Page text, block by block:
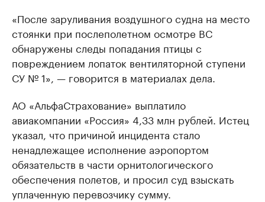
«После заруливания воздушного судна на место
стоянки при послеполетном осмотре ВС
обнаружены следы попадания птицы с
повреждением лопаток вентиляторной ступени
СУ № 1», — говорится в материалах дела.
АО «АльфаСтрахование» выплатило
авиакомпании «Россия» 4,33 млн рублей. Истец
указал, что причиной инцидента стало
ненадлежащее исполнение аэропортом
обязательств в части орнитологического
обеспечения полетов, и просил суд взыскать
уплаченную перевозчику сумму.